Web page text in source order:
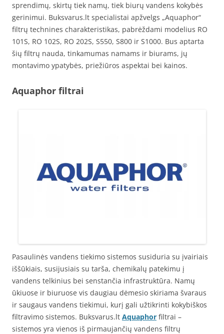
sprendimų, skirtų tiek namų, tiek biurų vandens kokybės
gerinimui. Buksvarus.lt specialistai apžvelgs „Aquaphor“
filtrų technines charakteristikas, pabrėždami modelius RO
101S, RO 102S, RO 202S, S550, S800 ir S1000. Bus aptarta
šių filtrų nauda, tinkamumas namams ir biurams, jų
montavimo ypatybės, priežiūros aspektai bei kainos.
Aquaphor filtrai
Pasaulinės vandens tiekimo sistemos susiduria su įvairiais
iššūkiais, susijusiais su tarša, chemikalų patekimu į
vandens telkinius bei senstančia infrastruktūra. Namų
ūkiuose ir biuruose vis daugiau dėmesio skiriama švaraus
ir saugaus vandens tiekimui, kurį gali užtikrinti kokybiškos
filtravimo sistemos. Buksvarus.lt Aquaphor filtrai –
sistemos yra vienos iš pirmaujančių vandens filtrų